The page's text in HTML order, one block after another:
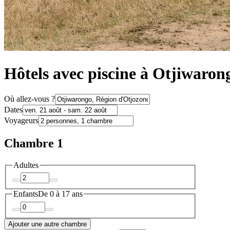
Hôtels avec piscine à
Où allez-vous ?
Dates
Voyageurs
Chambre 1
Adultes
EnfantsDe 0 à 17 ans
Ajouter une autre chambre